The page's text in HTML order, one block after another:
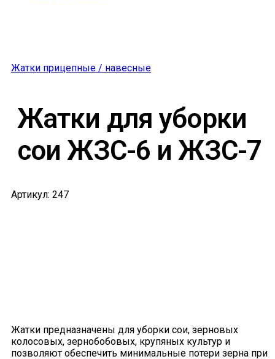
Жатки прицепные / навесные
Жатки для уборки
сои ЖЗС-6 и ЖЗС-7
Артикул: 247
Жатки предназначены для уборки сои, зерновых
колосовых, зернобобовых, крупяных культур и
позволяют обеспечить минимальные потери зерна при